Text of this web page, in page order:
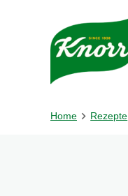
Gehe zu:
Home Rezepte